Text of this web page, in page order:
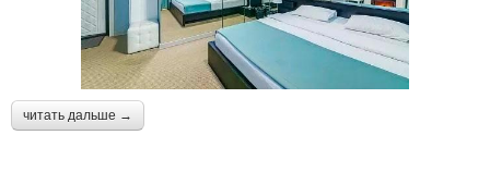
читать дальше →